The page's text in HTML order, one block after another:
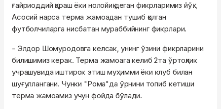
ғайриоддий қараш ёки нолойиқ деган фикрларимиз йўқ.
Асосий нарса терма жамоадан тушиб қолган
футболчиларга нисбатан мураббийнинг фикрлари.
- Элдор Шомуродовга келсак, унинг ўзини фикрларини
билишимиз керак. Терма жамоага келиб 2та ўртоқлик
учрашувида иштирок этиш муҳимми ёки клуб билан
шуғуллангани. Чунки "Рома"да ўрнини топиб кетиши
терма жамоамиз учун фойда бўлади.